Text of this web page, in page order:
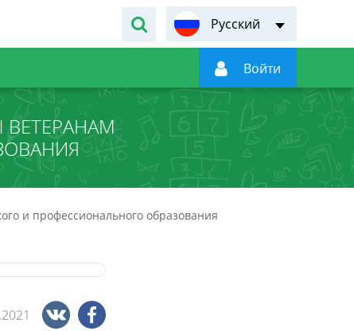
Русский
 Войти
и профессионального образования